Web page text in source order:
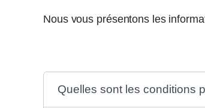
Nous vous présentons les
Quelles sont les conditions